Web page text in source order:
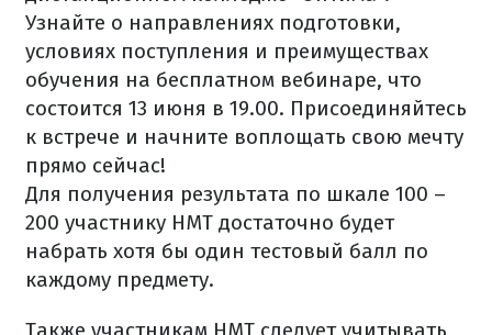
Узнайте о направлениях подготовки,
условиях поступления и преимуществах
обучения на бесплатном вебинаре, что
состоится 13 июня в 19.00. Присоединяйтесь
к встрече и начните воплощать свою мечту
прямо сейчас!
Для получения результата по шкале 100 –
200 участнику НМТ достаточно будет
набрать хотя бы один тестовый балл по
каждому предмету.